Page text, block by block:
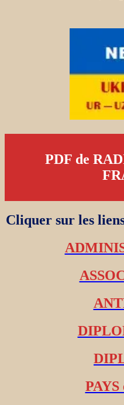
PDF de
Cliquer sur les